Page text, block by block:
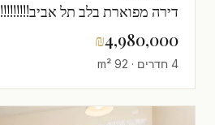
דירה מפוארת בלב תל אביב!!!!!!!!!
₪4,980,000
4 חדרים · 92 m²